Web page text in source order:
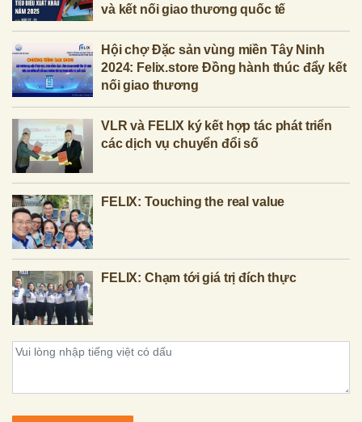
và kết nối giao thương quốc tế
Hội chợ Đặc sản vùng miền Tây Ninh
2024: Felix.store Đồng hành thúc đẩy kết
nối giao thương
VLR và FELIX ký kết hợp tác phát triển
các dịch vụ chuyển đổi số
FELIX: Touching the real value
FELIX: Chạm tới giá trị đích thực